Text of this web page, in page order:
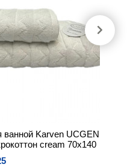
ванной Karven UCGEN
cream 70х140